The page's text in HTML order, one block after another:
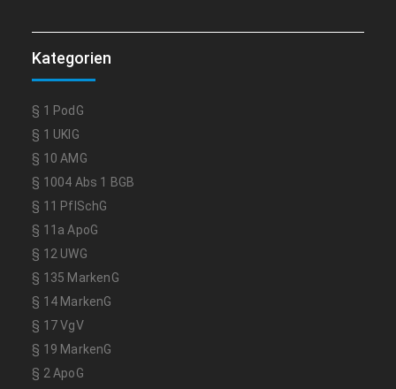
Kategorien
§ 1 PodG
§ 1 UKlG
§ 10 AMG
§ 1004 Abs 1 BGB
§ 11 PflSchG
§ 11a ApoG
§ 12 UWG
§ 135 MarkenG
§ 14 MarkenG
§ 17 VgV
§ 19 MarkenG
§ 2 ApoG